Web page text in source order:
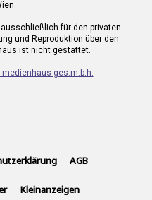
für den privaten
und Reproduktion über den
ist nicht gestattet.
medienhaus ges.m.b.h.
AGB
Kleinanzeigen